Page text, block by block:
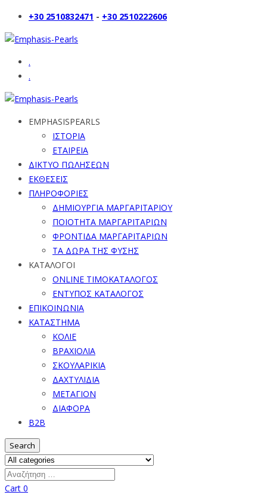
+30 2510832471 - +30 2510222606
.
.
EMPHASISPEARLS
ΙΣΤΟΡΙΑ
ΕΤΑΙΡΕΙΑ
ΔΙΚΤΥΟ ΠΩΛΗΣΕΩΝ
ΕΚΘΕΣΕΙΣ
ΠΛΗΡΟΦΟΡΙΕΣ
ΔΗΜΙΟΥΡΓΙΑ ΜΑΡΓΑΡΙΤΑΡΙΟΥ
ΠΟΙΟΤΗΤΑ ΜΑΡΓΑΡΙΤΑΡΙΩΝ
ΦΡΟΝΤΙΔΑ ΜΑΡΓΑΡΙΤΑΡΙΩΝ
ΤΑ ΔΩΡΑ ΤΗΣ ΦΥΣΗΣ
ΚΑΤΑΛΟΓΟΙ
ONLINE ΤΙΜΟΚΑΤΑΛΟΓΟΣ
ΕΝΤΥΠΟΣ ΚΑΤΑΛΟΓΟΣ
ΕΠΙΚΟΙΝΩΝΙΑ
ΚΑΤΑΣΤΗΜΑ
ΚΟΛΙΕ
ΒΡΑΧΙΟΛΙΑ
ΣΚΟΥΛΑΡΙΚΙΑ
ΔΑΧΤΥΛΙΔΙΑ
ΜΕΤΑΓΙΟΝ
ΔΙΑΦΟΡΑ
B2B
Search
Cart 0